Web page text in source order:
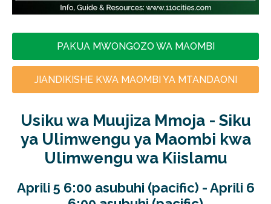
PAKUA MWONGOZO WA MAOMBI
JIANDIKISHE KWA MAOMBI YA MTANDAONI
Usiku wa Muujiza Mmoja - Siku
ya Ulimwengu ya Maombi kwa
Ulimwengu wa Kiislamu
Aprili 5 6:00 asubuhi (pacific) - Aprili 6